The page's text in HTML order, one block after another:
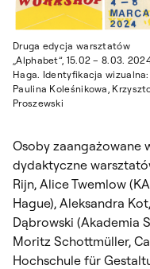
Druga edycja warsztatów
„Alphabet”, 15.02 – 8.03.
Haga. Identyfikacja wizualna:
Paulina Koleśnikowa,
Proszewski
Osoby zaangażowane
dydaktyczne
Rijn, Alice Twemlow
Hague), Aleksandra
Dąbrowski (Akademia
Moritz Schottmüller,
Hochschule für